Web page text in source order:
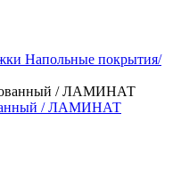
Напольные покрытия/
/ ЛАМИНАТ